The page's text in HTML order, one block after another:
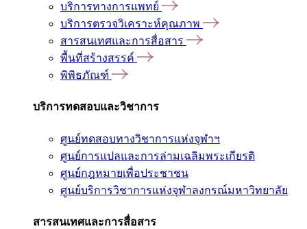
บริการทางการแพทย์
บริการตรวจวิเคราะห์คุณภาพ
สารสนเทศและการสื่อสาร
พื้นที่สร้างสรรค์
พิพิธภัณฑ์
บริการทดสอบและวิชาการ
ศูนย์ทดสอบทางวิชาการแห่งจุฬาฯ
ศูนย์การแปลและการล่ามเฉลิมพระเกียรติ
ศูนย์กฎหมายเพื่อประชาชน
ศูนย์บริการวิชาการแห่งจุฬาลงกรณ์มหาวิทยาลัย
สารสนเทศและการสื่อสาร